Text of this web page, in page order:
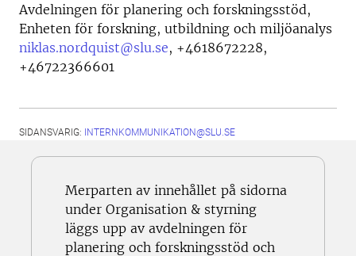
Avdelningen för planering och forskningsstöd,
Enheten för forskning, utbildning och miljöanalys
niklas.nordquist@slu.se, +4618672228,
+46722366601
SIDANSVARIG: INTERNKOMMUNIKATION@SLU.SE
Merparten av innehållet på sidorna
under Organisation & styrning
läggs upp av avdelningen för
planering och forskningsstöd och